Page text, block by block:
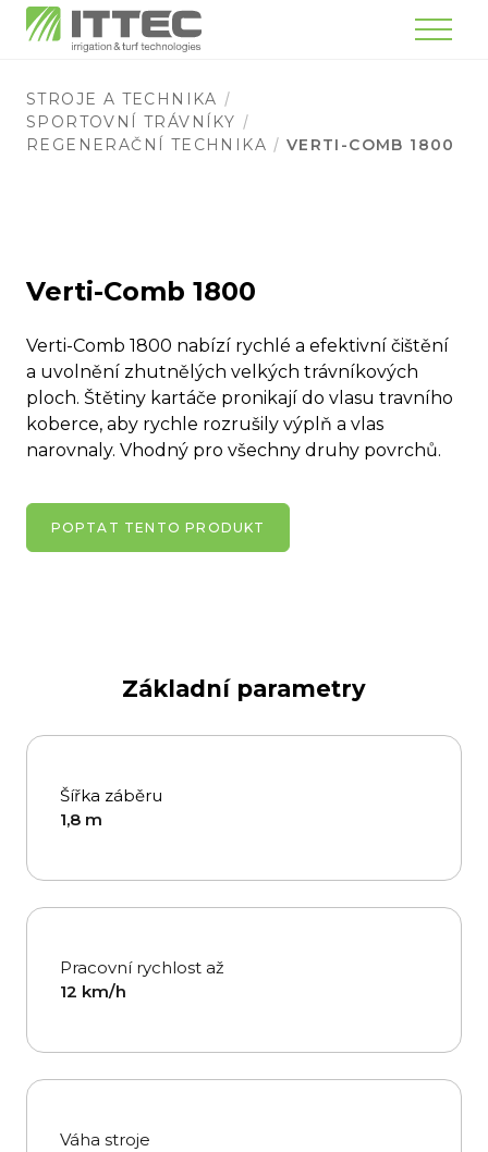
Menu
STROJE A TECHNIKA
SPORTOVNÍ TRÁVNÍKY
REGENERAČNÍ TECHNIKA
VERTI-COMB 1800
Verti-Comb 1800
Verti-Comb 1800 nabízí rychlé a efektivní čištění
a uvolnění zhutnělých velkých trávníkových
ploch. Štětiny kartáče pronikají do vlasu travního
koberce, aby rychle rozrušily výplň a vlas
narovnaly. Vhodný pro všechny druhy povrchů.
POPTAT TENTO PRODUKT
Základní parametry
Šířka záběru
1,8 m
Pracovní rychlost až
12 km/h
Váha stroje